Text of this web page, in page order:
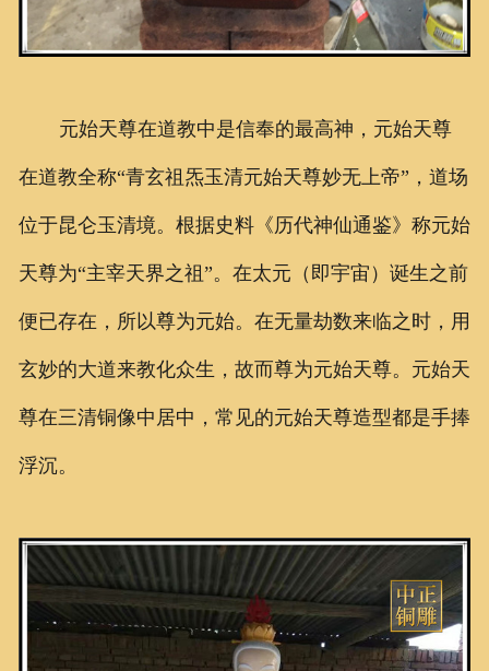
元始天尊在道教中是信奉的最高神，元始天尊
在道教全称“青玄祖炁玉清元始天尊妙无上帝”，道场
位于昆仑玉清境。根据史料《历代神仙通鉴》称元始
天尊为“主宰天界之祖”。在太元（即宇宙）诞生之前
便已存在，所以尊为元始。在无量劫数来临之时，用
玄妙的大道来教化众生，故而尊为元始天尊。元始天
尊在三清铜像中居中，常见的元始天尊造型都是手捧
浮沉。